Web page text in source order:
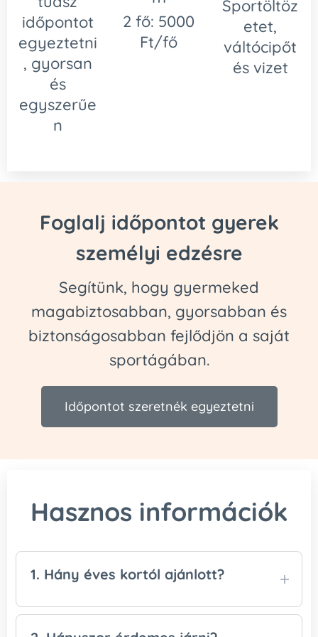
időpontot
egyeztetni
, gyorsan
és
egyszerűe
n
2 fő: 5000
Ft/fő
Sportöltöz
etet,
váltócipőt
és vizet
Foglalj időpontot gyerek
személyi edzésre
Segítünk, hogy gyermeked
magabiztosabban, gyorsabban és
biztonságosabban fejlődjön a saját
sportágában.
Időpontot szeretnék egyeztetni
Hasznos információk
1. Hány éves kortól ajánlott?
A személyi edzés8 éves kortólajánlott.